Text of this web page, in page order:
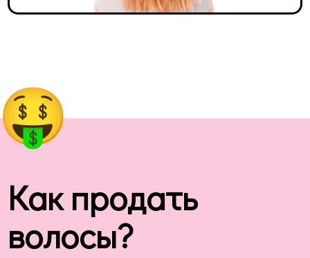
Как продать
волосы?